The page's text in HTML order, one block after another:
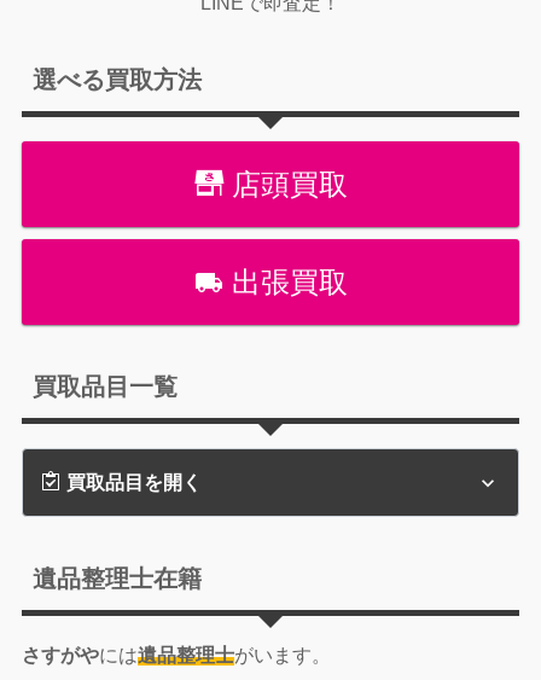
選べる買取方法
店頭買取
出張買取
買取品目一覧
買取品目を開く
遺品整理士在籍
さすがやには遺品整理士がいます。